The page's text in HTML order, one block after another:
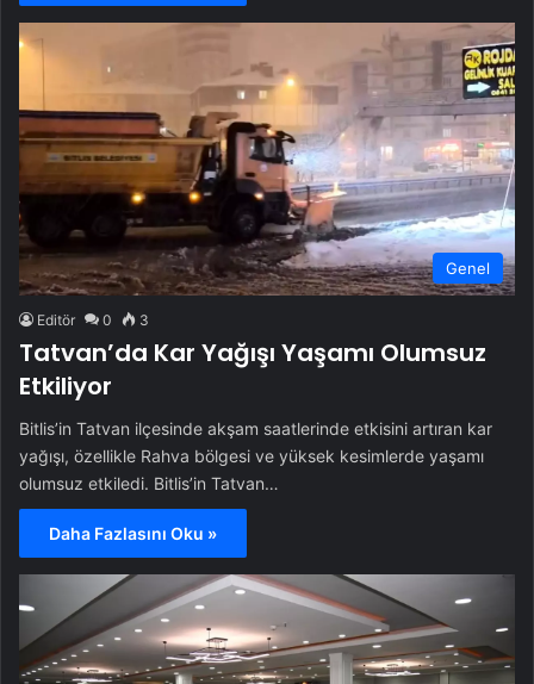
Genel
Editör 0 3
Tatvan’da Kar Yağışı Yaşamı Olumsuz
Etkiliyor
Bitlis’in Tatvan ilçesinde akşam saatlerinde etkisini artıran kar
yağışı, özellikle Rahva bölgesi ve yüksek kesimlerde yaşamı
olumsuz etkiledi. Bitlis’in Tatvan…
Daha Fazlasını Oku »